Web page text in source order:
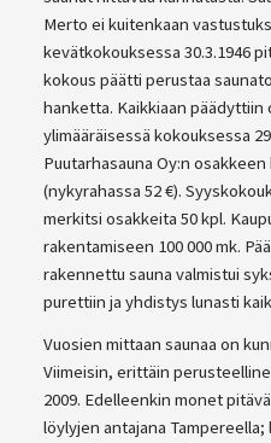
Merto ei kuitenkaan
kevätkokouksessa 30.3.1946
kokous päätti perustaa
hanketta. Kaikkiaan
ylimääräisessä kokouksessa
Puutarhasauna Oy:n
(nykyrahassa 52 €).
merkitsi osakkeita 50 kpl.
rakentamiseen 100 000 mk.
rakennettu sauna valmistui
purettiin ja yhdistys lunasti
Vuosien mittaan saunaa on
Viimeisin, erittäin
2009. Edelleenkin monet
löylyjen antajana